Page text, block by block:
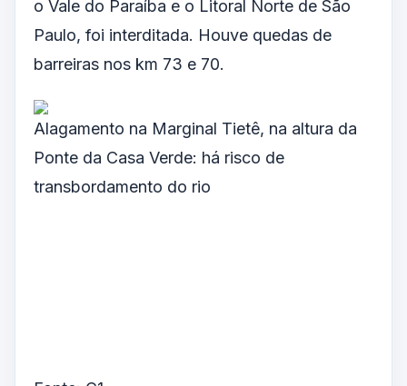
o Vale do Paraíba e o Litoral Norte de São
Paulo, foi interditada. Houve quedas de
barreiras nos km 73 e 70.
Alagamento na Marginal Tietê, na altura da
Ponte da Casa Verde: há risco de
transbordamento do rio